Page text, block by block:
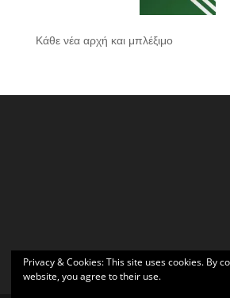
Κάθε νέα αρχή και μπλέξιμο
Privacy & Cookies: This site uses cookies. By
website, you agree to their use.